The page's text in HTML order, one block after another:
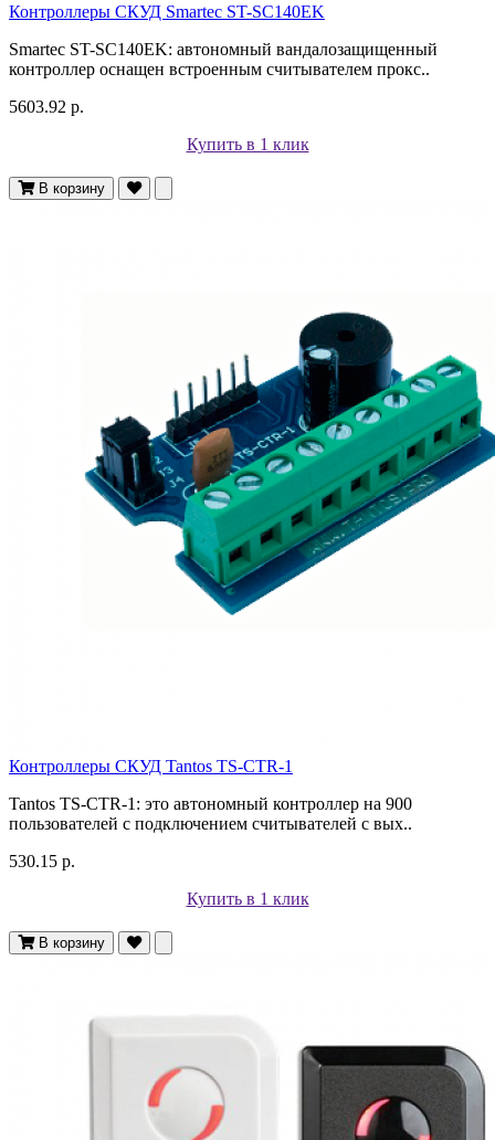
Контроллеры СКУД Smartec ST-SC140EK
Smartec ST-SC140EK: автономный вандалозащищенный
контроллер оснащен встроенным считывателем прокс..
5603.92 р.
Купить в 1 клик
В корзину
Контроллеры СКУД Tantos TS-CTR-1
Tantos TS-CTR-1: это автономный контроллер на 900
пользователей с подключением считывателей с вых..
530.15 р.
Купить в 1 клик
В корзину